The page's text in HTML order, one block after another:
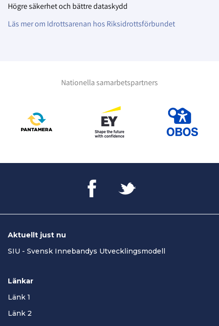
Högre säkerhet och bättre dataskydd
Läs mer om Idrottsarenan hos Riksidrottsförbundet
Nationella samarbetspartners
Aktuellt just nu
SIU - Svensk Innebandys Utvecklingsmodell
Länkar
Länk 1
Länk 2